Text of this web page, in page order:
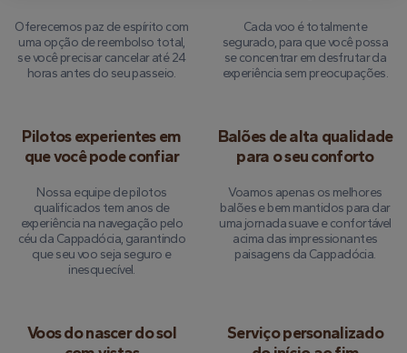
Oferecemos paz de espírito com
uma opção de reembolso total,
se você precisar cancelar até 24
horas antes do seu passeio.
Cada voo é totalmente
segurado, para que você possa
se concentrar em desfrutar da
experiência sem preocupações.
Pilotos experientes em
que você pode confiar
Nossa equipe de pilotos
qualificados tem anos de
experiência na navegação pelo
céu da Cappadócia, garantindo
que seu voo seja seguro e
inesquecível.
Balões de alta qualidade
para o seu conforto
Voamos apenas os melhores
balões e bem mantidos para dar
uma jornada suave e confortável
acima das impressionantes
paisagens da Cappadócia.
Voos do nascer do sol
Serviço personalizado